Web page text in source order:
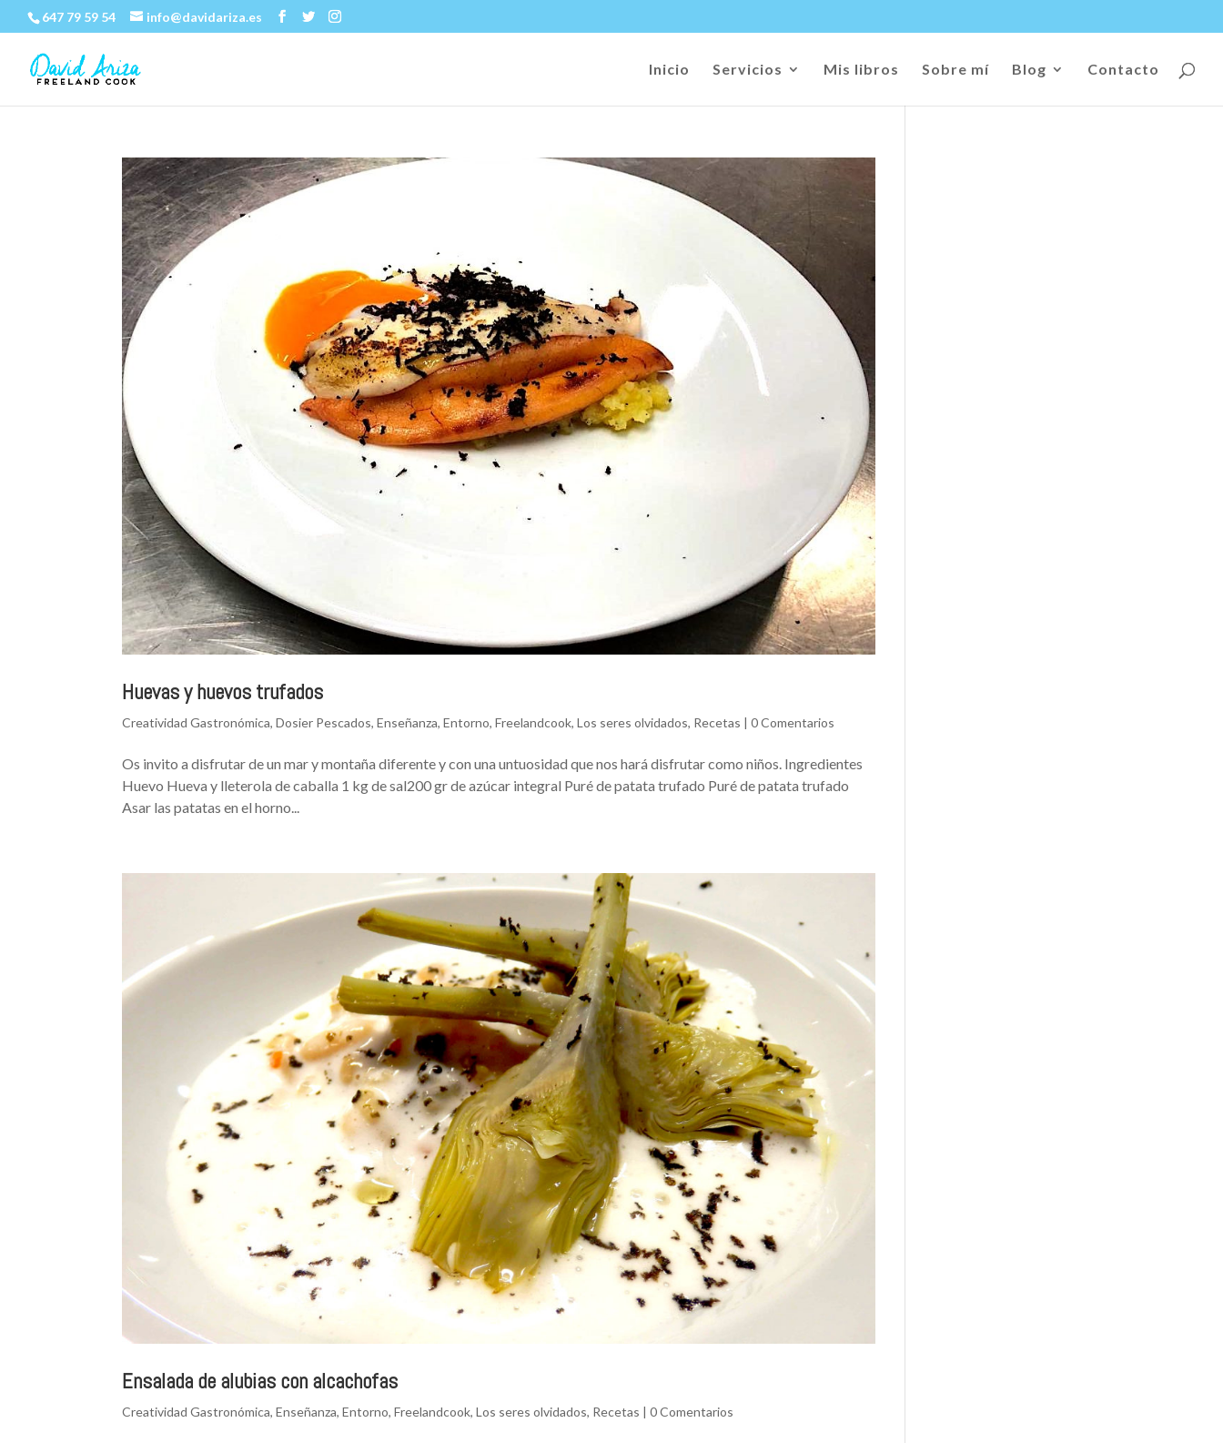
647 79 59 54 info@davidariza.es
Inicio Servicios Mis libros Sobre mí Blog Contacto
Huevas y huevos trufados
Creatividad Gastronómica,Dosier Pescados,Enseñanza,Entorno,Freelandcook,Los seres olvidados, Recetas |0 Comentarios
Os invito a disfrutar de un mar y montaña diferente y con una untuosidad que nos hará disfrutar como niños. Ingredientes
Huevo Hueva y lleterola de caballa 1 kg de sal200 gr de azúcar integral Puré de patata trufado Puré de patata trufado
Asar las patatas en el horno...
Ensalada de alubias con alcachofas
Creatividad Gastronómica,Enseñanza,Entorno,Freelandcook,Los seres olvidados, Recetas |0 Comentarios